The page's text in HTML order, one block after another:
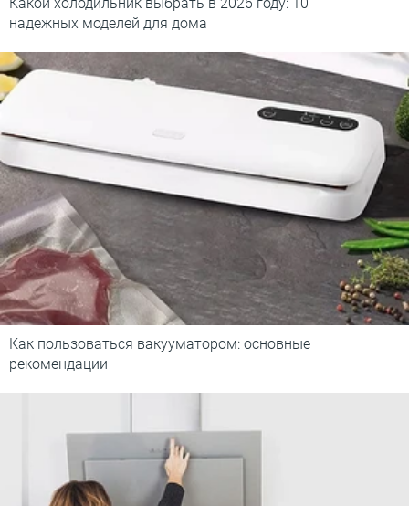
Какой холодильник выбрать в 2026 году: 10
надежных моделей для дома
Как пользоваться вакууматором: основные
рекомендации